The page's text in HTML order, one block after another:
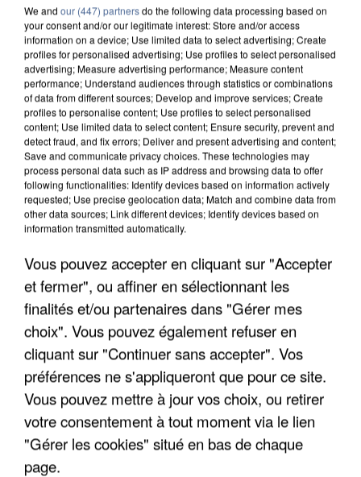
COULÉE DE BOUE EN HAUTE-SAVOIE
We and our (447) partnersdo the following data processing based on
your consent and/or our legitimate interest: Store and/or access
information on a device; Use limited data to select advertising; Create
profiles for personalised advertising; Use profiles to select personalised
advertising; Measure advertising performance; Measure content
performance; Understand audiences through statistics or combinations
of data from different sources; Develop and improve services; Create
profiles to personalise content; Use profiles to select personalised
content; Use limited data to select content; Ensure security, prevent and
detect fraud, and fix errors; Deliver and present advertising and content;
Save and communicate privacy choices. These technologies may
process personal data such as IP address and browsing data to offer
following functionalities: Identify devices based on information actively
requested; Use precise geolocation data; Match and combine data from
other data sources; Link different devices; Identify devices based on
information transmitted automatically.
Vous pouvez accepter en cliquant sur "Accepter
et fermer", ou affiner en sélectionnant les
finalités et/ou partenaires dans "Gérer mes
choix". Vous pouvez également refuser en
cliquant sur "Continuer sans accepter". Vos
préférences ne s'appliqueront que pour ce site.
Vous pouvez mettre à jour vos choix, ou retirer
votre consentement à tout moment via le lien
"Gérer les cookies" situé en bas de chaque
page.